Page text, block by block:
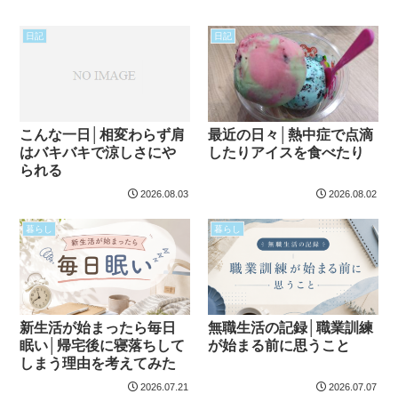
日記
こんな一日│相変わらず肩
はバキバキで涼しさにや
られる
2026.08.03
日記
最近の日々│熱中症で点滴
したりアイスを食べたり
2026.08.02
暮らし
新生活が始まったら毎日
眠い│帰宅後に寝落ちして
しまう理由を考えてみた
2026.07.21
暮らし
無職生活の記録│職業訓練
が始まる前に思うこと
2026.07.07